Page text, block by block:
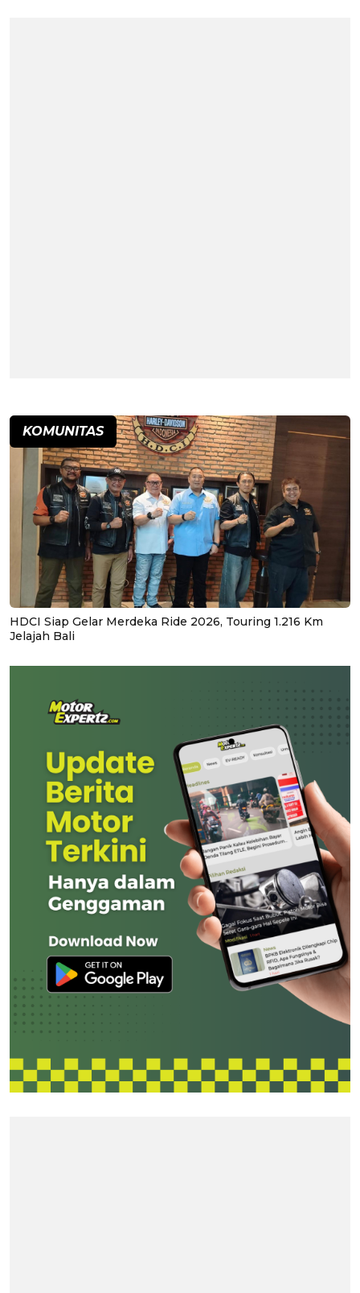
KOMUNITAS
HDCI Siap Gelar Merdeka Ride 2026, Touring 1.216 Km
Jelajah Bali